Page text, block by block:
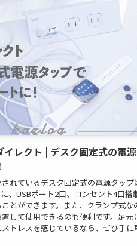
イレクト | デスク固定式の電
れているデスク固定式の電源タップ
、USBポート2口、コンセント4口搭
とができます。また、クランプ式な
して使用できるのも便利です。足元
トレスを感じているなら、ぜひ手に